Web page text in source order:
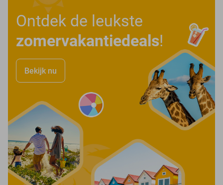
Ontdek de leukste
zomervakantiedeals!
Bekijk nu